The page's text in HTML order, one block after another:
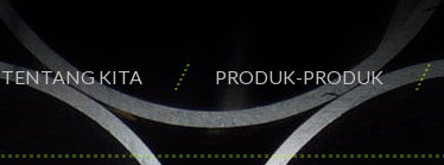
TENTANG KITA PRODUK-PRODUK